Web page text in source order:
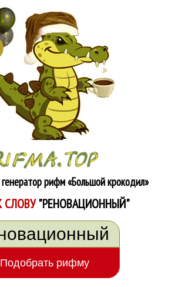
рифм«Большой крокодил»
СЛОВУ"РЕНОВАЦИОННЫЙ"